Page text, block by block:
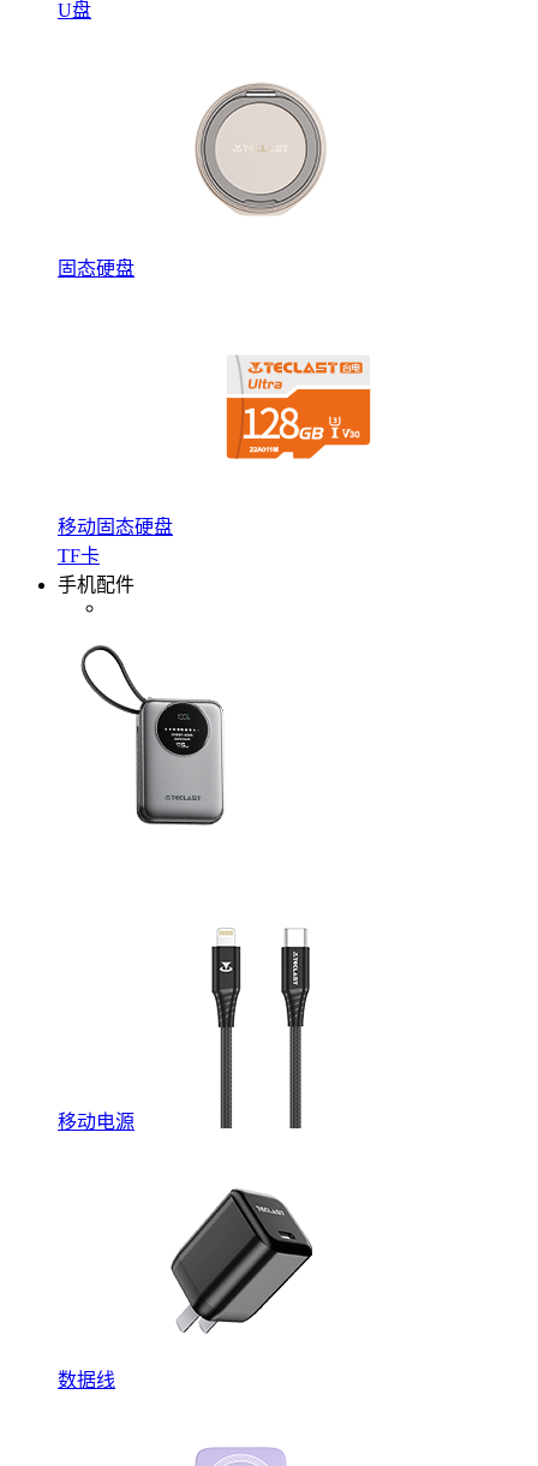
U盘
固态硬盘
移动固态硬盘
TF卡
手机配件
移动电源
数据线